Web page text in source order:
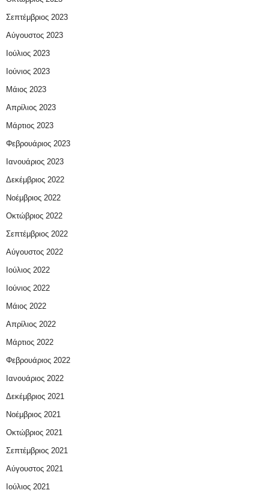
Σεπτέμβριος 2023
Αύγουστος 2023
Ιούλιος 2023
Ιούνιος 2023
Μάιος 2023
Απρίλιος 2023
Μάρτιος 2023
Φεβρουάριος 2023
Ιανουάριος 2023
Δεκέμβριος 2022
Νοέμβριος 2022
Οκτώβριος 2022
Σεπτέμβριος 2022
Αύγουστος 2022
Ιούλιος 2022
Ιούνιος 2022
Μάιος 2022
Απρίλιος 2022
Μάρτιος 2022
Φεβρουάριος 2022
Ιανουάριος 2022
Δεκέμβριος 2021
Νοέμβριος 2021
Οκτώβριος 2021
Σεπτέμβριος 2021
Αύγουστος 2021
Ιούλιος 2021